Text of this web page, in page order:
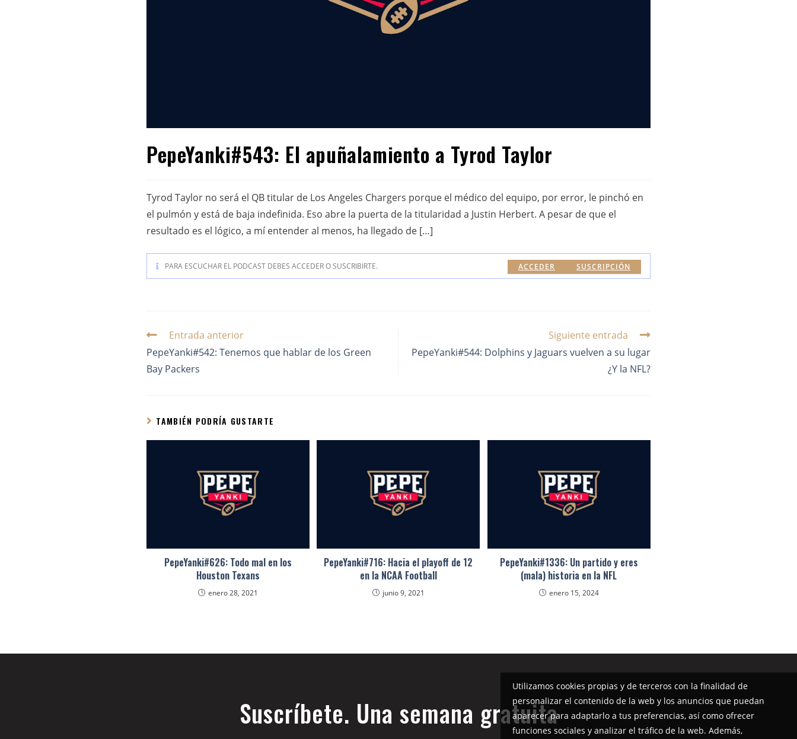
PepeYanki#543: El apuñalamiento a Tyrod Taylor
Tyrod Taylor no será el QB titular de Los Angeles Chargers porque el médico del equipo, por error, le pinchó en
el pulmón y está de baja indefinida. Eso abre la puerta de la titularidad a Justin Herbert. A pesar de que el
resultado es el lógico, a mí entender al menos, ha llegado de […]
PARA ESCUCHAR EL PODCAST DEBES ACCEDER O SUSCRIBIRTE. SUSCRIPCIÓN
ACCEDER
Entrada anterior
PepeYanki#542: Tenemos que hablar de los Green
Bay Packers
Siguiente entrada
PepeYanki#544: Dolphins y Jaguars vuelven a su lugar
¿Y la NFL?
TAMBIÉN PODRÍA GUSTARTE
PepeYanki#626: Todo mal en los
Houston Texans
enero 28, 2021
PepeYanki#716: Hacia el playoff de 12
en la NCAA Football
junio 9, 2021
PepeYanki#1336: Un partido y eres
(mala) historia en la NFL
enero 15, 2024
Suscríbete. Una semana gratuita
Utilizamos cookies propias y de terceros con la finalidad de
personalizar el contenido de la web y los anuncios que puedan
aparecer para adaptarlo a tus preferencias, así como ofrecer
funciones sociales y analizar el tráfico de la web. Además,